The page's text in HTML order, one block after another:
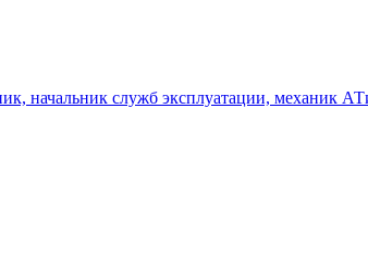
начальник служб эксплуатации, механик